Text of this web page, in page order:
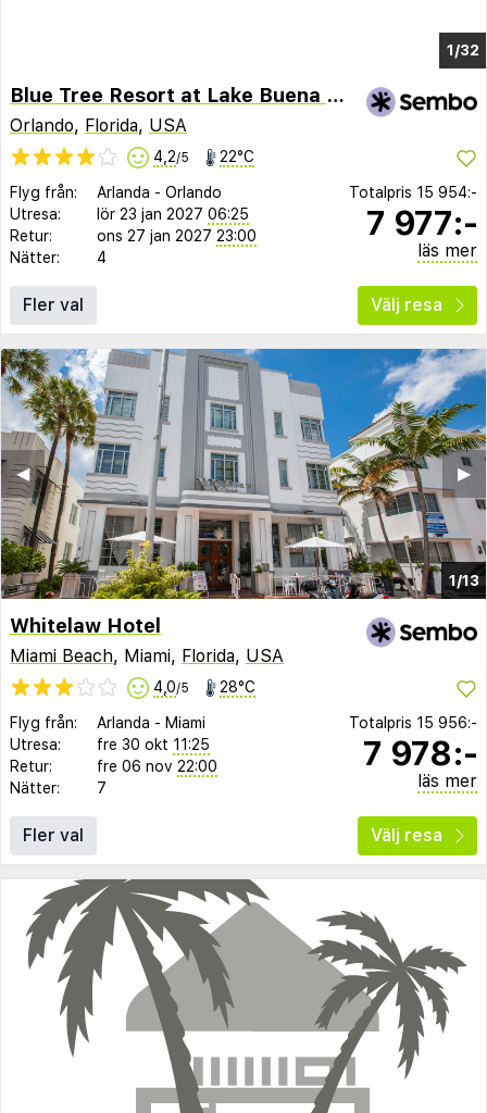
1/28
Blue Tree Resort at Lake Buena Vista
Orlando, Florida, USA
4,2/5 22°C
Flyg från: Arlanda - Orlando
Utresa:
lör 23 jan 2027 06:25
Retur:
ons 27 jan 2027 23:00
Nätter:
4
Totalpris 15 954:-
7 977:-
läs mer
Fler val Välj resa
1/13
▶︎
◀︎
Whitelaw Hotel
Miami Beach, Miami, Florida, USA
4,0/5 28°C
Flyg från: Arlanda - Miami
Utresa:
fre 30 okt 11:25
Retur:
fre 06 nov 22:00
Nätter:
7
Totalpris 15 956:-
7 978:-
läs mer
Fler val Välj resa